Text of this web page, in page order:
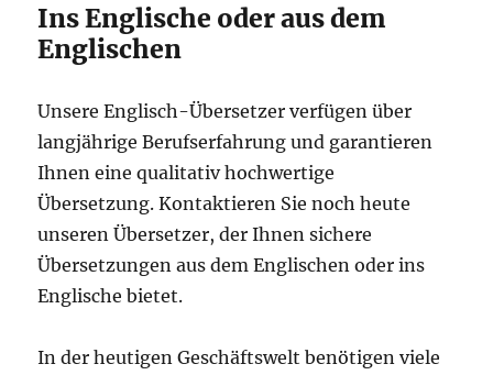
Ins Englische oder aus dem
Englischen
Unsere Englisch-Übersetzer verfügen über
langjährige Berufserfahrung und garantieren
Ihnen eine qualitativ hochwertige
Übersetzung. Kontaktieren Sie noch heute
unseren Übersetzer, der Ihnen sichere
Übersetzungen aus dem Englischen oder ins
Englische bietet.
In der heutigen Geschäftswelt benötigen viele